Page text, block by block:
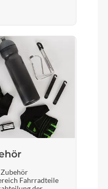
LED mit Schalter
FD-TY500
Zubehör
Fahrradteile